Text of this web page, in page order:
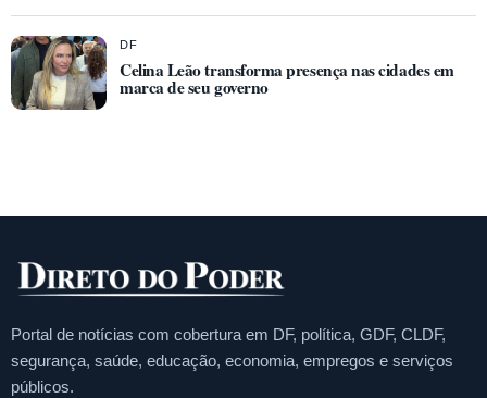
DF
Celina Leão transforma presença nas cidades em
marca de seu governo
Portal de notícias com cobertura em DF, política, GDF, CLDF,
segurança, saúde, educação, economia, empregos e serviços
públicos.